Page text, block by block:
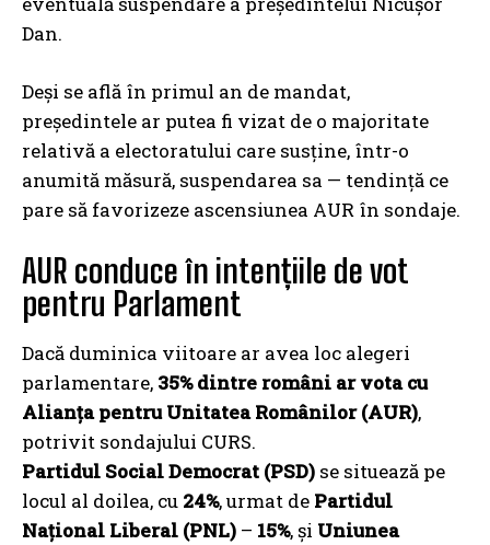
Dan.
Deși se află în primul an de mandat,
președintele ar putea fi vizat de o majoritate
relativă a electoratului care susține, într-o
anumită măsură, suspendarea sa — tendință ce
pare să favorizeze ascensiunea AUR în sondaje.
AUR conduce în intențiile de vot
pentru Parlament
Dacă duminica viitoare ar avea loc alegeri
parlamentare, 35% dintre români ar vota cu
Alianța pentru Unitatea Românilor (AUR),
potrivit sondajului CURS.
Partidul Social Democrat (PSD) se situează pe
locul al doilea, cu 24%, urmat de Partidul
Național Liberal (PNL) – 15%, și Uniunea